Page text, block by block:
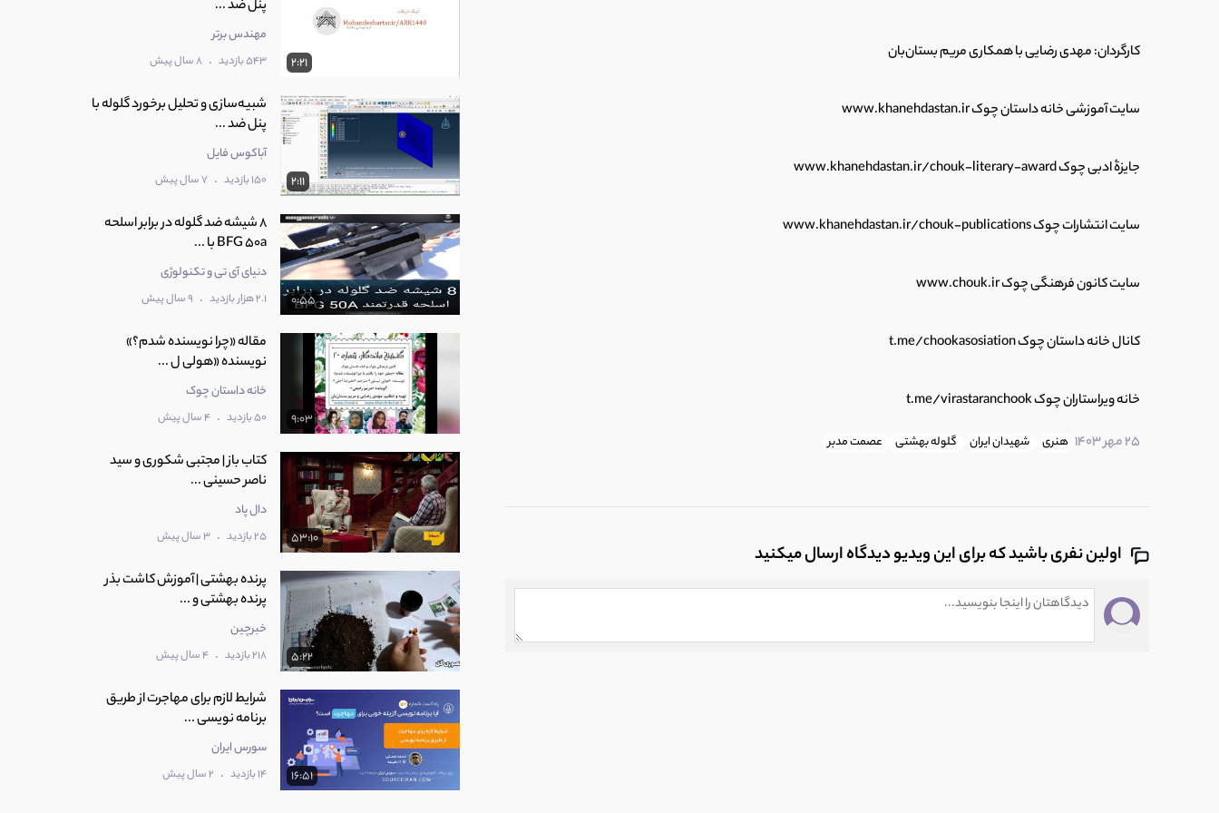
کارگردان: مهدی رضایی با همکاری مریم بستان‌بان
سایت آموزشی خانه داستان چوک www.khanehdastan.ir
جایزۀ ادبی چوک www.khanehdastan.ir/chouk-literary-award
سایت انتشارات چوک www.khanehdastan.ir/chouk-publications
سایت کانون فرهنگی چوک www.chouk.ir
کانال خانه داستان چوک t.me/chookasosiation
خانه ویراستاران چوک t.me/virastaranchook
25 مهر 1403
هنری شهیدان ایران گلوله بهشتی عصمت مدبر
اولین نفری باشید که برای این ویدیو دیدگاه ارسال میکنید
2:21
پنل ضد ...
مهندس برتر
543 بازدید . 8 سال پیش
2:11
شبیه‌سازی و تحلیل برخورد گلوله با
پنل ضد ...
آباکوس فایل
150 بازدید . 7 سال پیش
0:55
8 شیشه ضد گلوله در برابر اسلحه
BFG 50a با ...
دنیای آی تی و تکنولوژی
2.1 هزار بازدید . 9 سال پیش
9:03
مقاله «چرا نویسنده شدم؟»
نویسنده «هولی ل ...
خانه داستان چوک
50 بازدید . 4 سال پیش
53:10
کتاب باز | مجتبی شکوری و سید
ناصر حسینی ...
دال پاد
25 بازدید . 3 سال پیش
5:22
پرنده بهشتی | آموزش کاشت بذر
پرنده بهشتی و ...
خبرچین
218 بازدید . 4 سال پیش
16:51
شرایط لازم برای مهاجرت از طریق
برنامه نویسی ...
سورس ایران
14 بازدید . 2 سال پیش